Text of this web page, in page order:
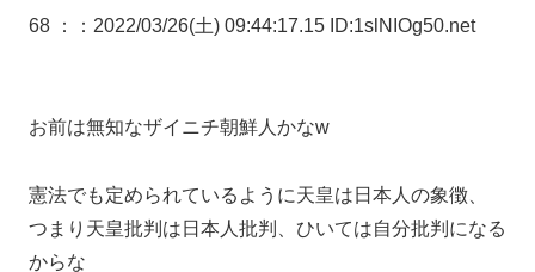
68 ： ：2022/03/26(土) 09:44:17.15 ID:1slNIOg50.net
お前は無知なザイニチ朝鮮人かなw
憲法でも定められているように天皇は日本人の象徴、
つまり天皇批判は日本人批判、ひいては自分批判になる
からな